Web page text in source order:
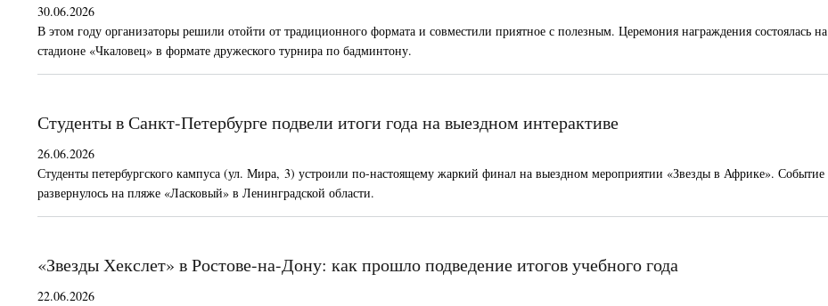
30.06.2026
В этом году организаторы решили отойти от традиционного формата и совместили приятное с полезным. Церемония награждения состоялась на
стадионе «Чкаловец» в формате дружеского турнира по бадминтону.
Студенты в Санкт-Петербурге подвели итоги года на выездном интерактиве
26.06.2026
Студенты петербургского кампуса (ул. Мира, 3) устроили по-настоящему жаркий финал на выездном мероприятии «Звезды в Африке». Событие
развернулось на пляже «Ласковый» в Ленинградской области.
«Звезды Хекслет» в Ростове-на-Дону: как прошло подведение итогов учебного года
22.06.2026